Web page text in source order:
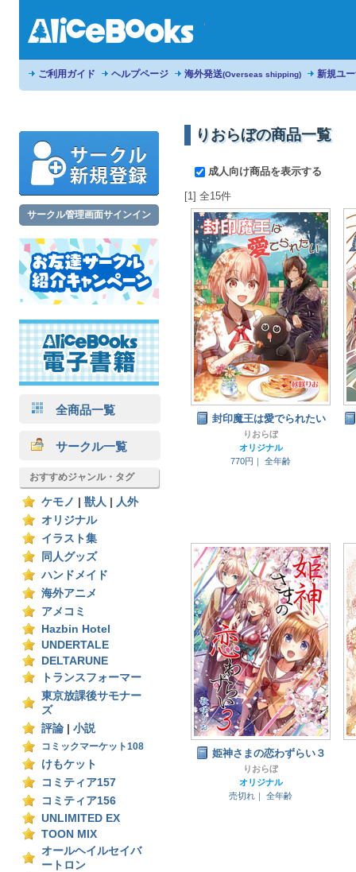
ご利用ガイド ヘルプページ 海外発送(Overseas shipping) 新規ユ
サークル管理画面サインイン
全商品一覧
サークル一覧
おすすめジャンル・タグ
ケモノ 獣人
人外
オリジナル
イラスト集
同人グッズ
ハンドメイド
海外アニメ
アメコミ
Hazbin Hotel
UNDERTALE
DELTARUNE
トランスフォーマー
東京放課後サモナー
ズ
評論
小説
コミックマーケット108
けもケット
コミティア157
コミティア156
UNLIMITED EX
TOON MIX
オールヘイルセイバ
ートロン
りおらぼの商品一覧
成人向け商品を表示する
[1] 全15件
封印魔王は愛でられたい
りおらぼ
オリジナル
770円｜
全年齢
姫神さまの恋わずらい３
りおらぼ
オリジナル
売切れ｜
全年齢